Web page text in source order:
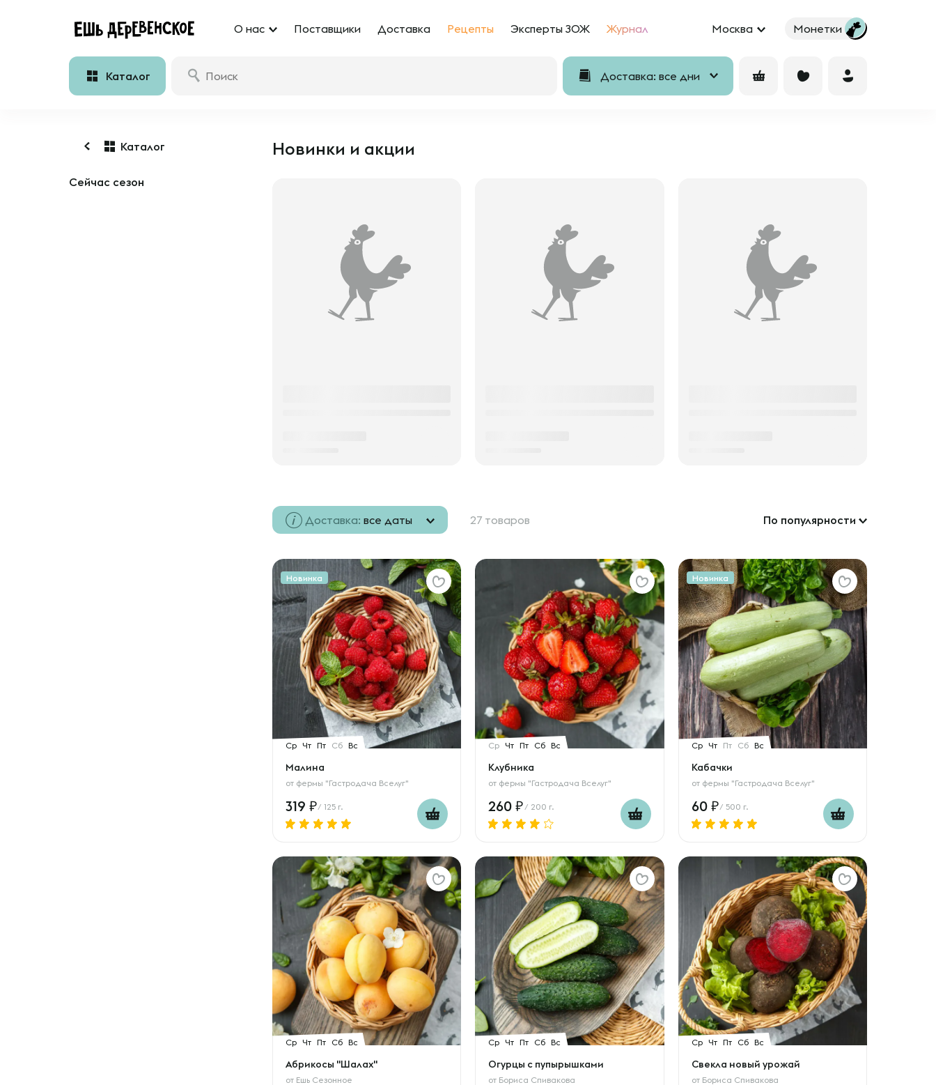
О нас Поставщики Доставка Рецепты Эксперты ЗОЖ Журнал Москва Монетки
Каталог Доставка: все дни
Каталог
Сейчас сезон
Новинки и акции
Доставка: все даты 27 товаров По популярности
Новинка
Ср Чт Пт Сб Вс
Малина
от фермы "Гастродача Вселуг"
319 / 125 г.
Ср Чт Пт Сб Вс
Клубника
от фермы "Гастродача Вселуг"
260 / 200 г.
Новинка
Ср Чт Пт Сб Вс
Кабачки
от фермы "Гастродача Вселуг"
60 / 500 г.
Ср Чт Пт Сб Вс
Абрикосы "Шалах"
от Ешь Сезонное
Ср Чт Пт Сб Вс
Огурцы с пупырышками
от Бориса Спивакова
Ср Чт Пт Сб Вс
Свекла новый урожай
от Бориса Спивакова